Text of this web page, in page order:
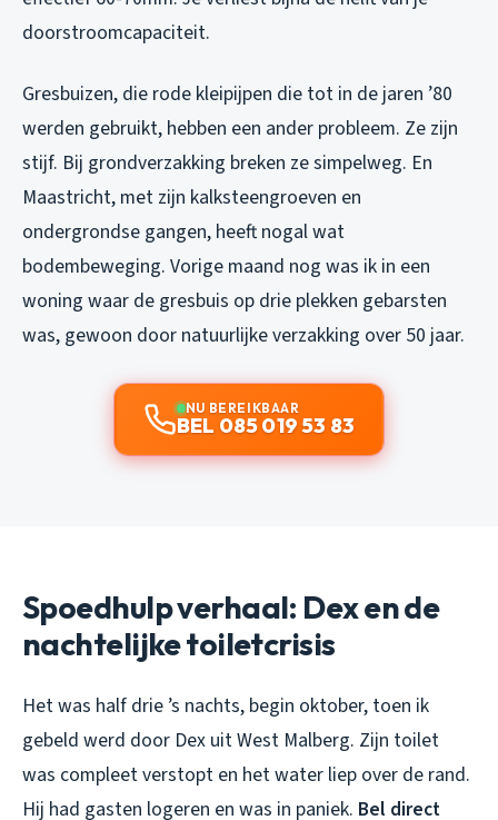
doorstroomcapaciteit.
Gresbuizen, die rode kleipijpen die tot in de jaren ’80
werden gebruikt, hebben een ander probleem. Ze zijn
stijf. Bij grondverzakking breken ze simpelweg. En
Maastricht, met zijn kalksteengroeven en
ondergrondse gangen, heeft nogal wat
bodembeweging. Vorige maand nog was ik in een
woning waar de gresbuis op drie plekken gebarsten
was, gewoon door natuurlijke verzakking over 50 jaar.
NU BEREIKBAAR
BEL 085 019 53 83
Spoedhulp verhaal: Dex en de
nachtelijke toiletcrisis
Het was half drie ’s nachts, begin oktober, toen ik
gebeld werd door Dex uit West Malberg. Zijn toilet
was compleet verstopt en het water liep over de rand.
Hij had gasten logeren en was in paniek. Bel direct